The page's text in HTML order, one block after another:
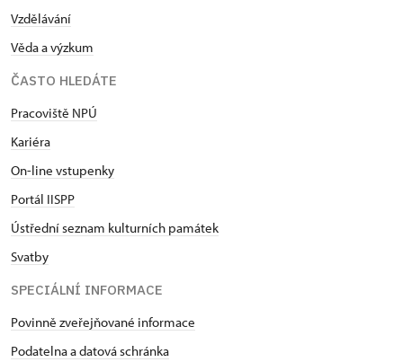
Vzdělávání
Věda a výzkum
ČASTO HLEDÁTE
Pracoviště NPÚ
Kariéra
On-line vstupenky
Portál IISPP
Ústřední seznam kulturních památek
Svatby
SPECIÁLNÍ INFORMACE
Povinně zveřejňované informace
Podatelna a datová schránka